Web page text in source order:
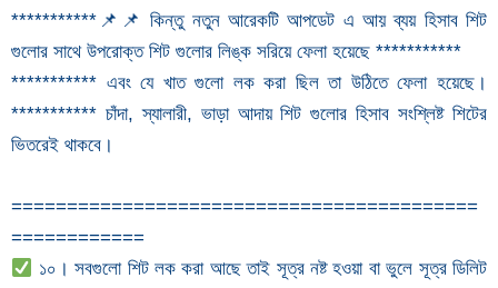
***********📌📌 কিন্তু নতুন আরেকটি আপডেট এ আয় ব্যয় হিসাব শিট
গুলোর সাথে উপরোক্ত শিট গুলোর লিঙ্ক সরিয়ে ফেলা হয়েছে ***********
*********** এবং যে খাত গুলো লক করা ছিল তা উঠিতে ফেলা হয়েছে।
*********** চাঁদা, স্যালারী, ভাড়া আদায় শিট গুলোর হিসাব সংশ্লিষ্ট শিটের
ভিতরেই থাকবে।
==========================================
============
১০। সবগুলো শিট লক করা আছে তাই সূত্র নষ্ট হওয়া বা ভুলে সূত্র ডিলিট